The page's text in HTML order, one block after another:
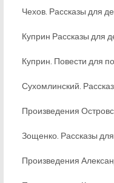
Чехов. Рассказы для
Куприн Рассказы для
Куприн. Повести для
Сухомлинский.
Произведения
Зощенко. Рассказы для
Произведения